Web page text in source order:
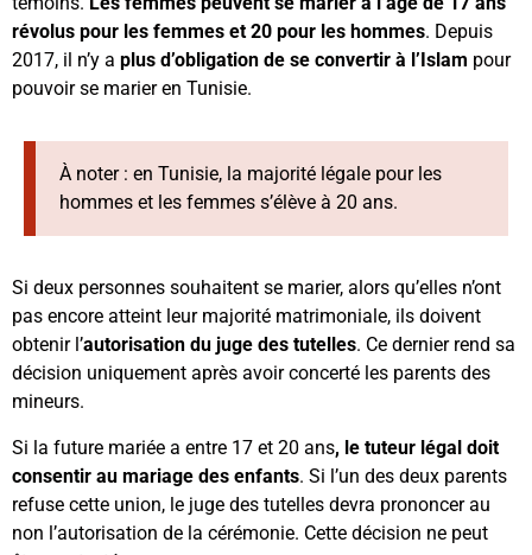
révolus pour les femmes et 20 pour les hommes. Depuis
2017, il n’y a plus d’obligation de se convertir à l’Islam pour
pouvoir se marier en Tunisie.
À noter : en Tunisie, la majorité légale pour les
hommes et les femmes s’élève à 20 ans.
Si deux personnes souhaitent se marier, alors qu’elles n’ont
pas encore atteint leur majorité matrimoniale, ils doivent
obtenir l’autorisation du juge des tutelles. Ce dernier rend sa
décision uniquement après avoir concerté les parents des
mineurs.
Si la future mariée a entre 17 et 20 ans, le tuteur légal doit
consentir au mariage des enfants. Si l’un des deux parents
refuse cette union, le juge des tutelles devra prononcer au
non l’autorisation de la cérémonie. Cette décision ne peut